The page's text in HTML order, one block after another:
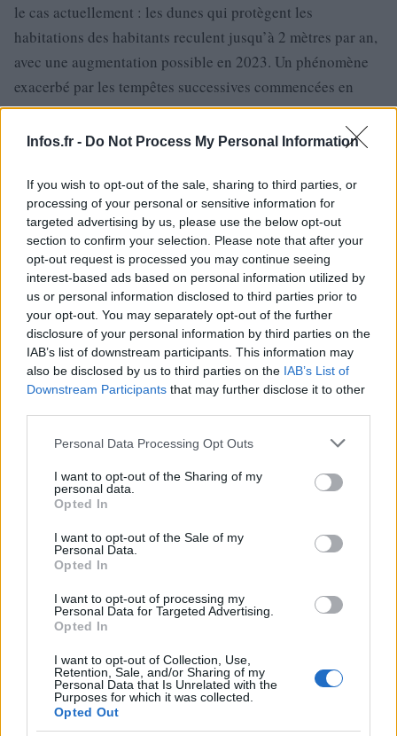
Infos.fr - Do Not Process My Personal Information
If you wish to opt-out of the sale, sharing to third parties, or
processing of your personal or sensitive information for
targeted advertising by us, please use the below opt-out
section to confirm your selection. Please note that after your
opt-out request is processed you may continue seeing
interest-based ads based on personal information utilized by
us or personal information disclosed to third parties prior to
your opt-out. You may separately opt-out of the further
disclosure of your personal information by third parties on the
IAB’s list of downstream participants. This information may
also be disclosed by us to third parties on the IAB’s List of
Downstream Participants that may further disclose it to other
Please note that this website/app uses one or more Google
not limited to your visit or usage behaviour. You may click to
grant or deny consent to Google and its third-party tags to
use your data for below specified purposes in below Google
consent section.
Personal Data Processing Opt Outs
I want to opt-out of the Sharing of my
personal data.
Opted In
I want to opt-out of the Sale of my
Personal Data.
Opted In
I want to opt-out of processing my
Personal Data for Targeted Advertising.
Opted In
I want to opt-out of Collection, Use,
Retention, Sale, and/or Sharing of my
Personal Data that Is Unrelated with the
Purposes for which it was collected.
Opted Out
le cas actuellement : les dunes qui protègent les
habitations des habitants reculent jusqu’à 2 mètres par an,
avec une augmentation possible en 2023. Un phénomène
exacerbé par les tempêtes successives commencées en
août et durant tout l’automne, ce qui a conduit à l’érosion
rapide de la grande dune séparant les maisons du sud de la
s’est effondré sur une longue distance.
Sans aucune compensation selon Kevin Jordan, un
ingénieur à la retraite de 70 ans. En décembre 2023, il a
reçu une lettre des autorités locales l’ordonnant de quitter
sa maison, achetée 13 ans auparavant, jugée désormais
trop proche de la plage. Quatre de ses voisins ont reçu une
notification similaire. Si Jordan n’obéissait pas, il aurait dû
payer la destruction de sa propre maison. Il n’a pas obtenu
de compensation pour sa maison perdue, qui a été détruite
en raison de ses problèmes de mobilité, la municipalité de
Great Yarmouth, responsable de Hemsby, lui a attribué un
logement social. Cependant, ce relogement a eu un coût, il
demeure était trop petite pour les stocker.